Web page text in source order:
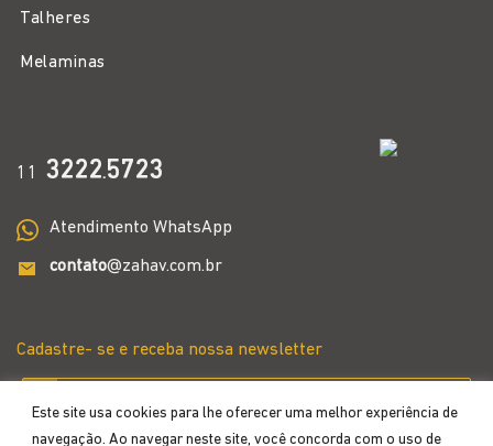
Este site usa cookies para lhe oferecer uma melhor experiência de
navegação. Ao navegar neste site, você concorda com o uso de
Talheres
Melaminas
11 3222.5723
Atendimento WhatsApp
contato@zahav.com.br
Cadastre- se e receba nossa newsletter